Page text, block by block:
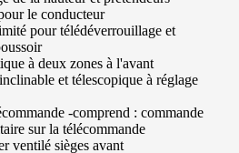
le conducteur
pour télédéverrouillage et
à deux zones à l'avant
et télescopique à réglage
-comprend : commande
sur la télécommande
ventilé sièges avant